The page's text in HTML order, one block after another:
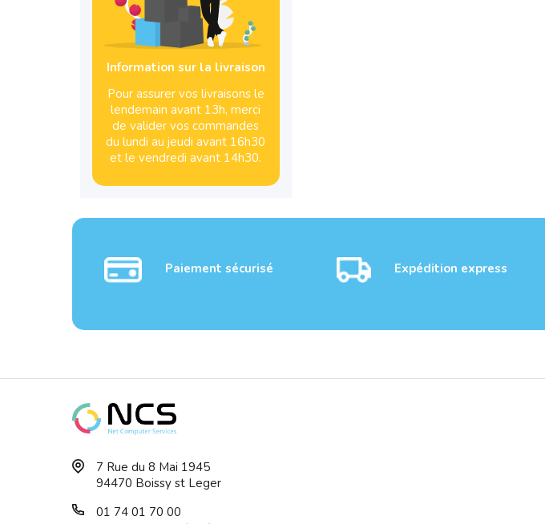
Information sur la livraison
Pour assurer vos livraisons le
lendemain avant 13h, merci
de valider vos commandes
du lundi au jeudi avant 16h30
et le vendredi avant 14h30.
Paiement sécurisé Expédition express
7 Rue du 8 Mai 1945
94470 Boissy st Leger
01 74 01 70 00